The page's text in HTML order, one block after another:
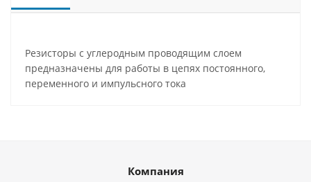
Резисторы с углеродным проводящим слоем
предназначены для работы в цепях постоянного,
переменного и импульсного тока
Компания